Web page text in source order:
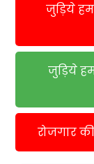
जुड़िये
जुड़िये
रोजगार